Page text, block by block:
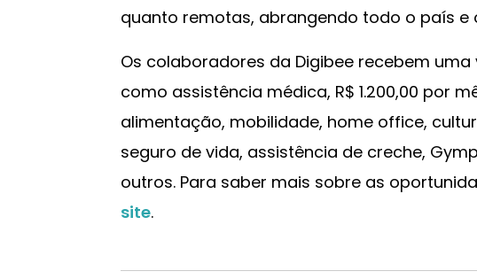
quanto remotas, abrangendo todo o país e
Os colaboradores da Digibee recebem
como assistência médica, R$ 1.200,00 por
alimentação, mobilidade, home office,
seguro de vida, assistência de creche,
outros. Para saber mais sobre as
site.